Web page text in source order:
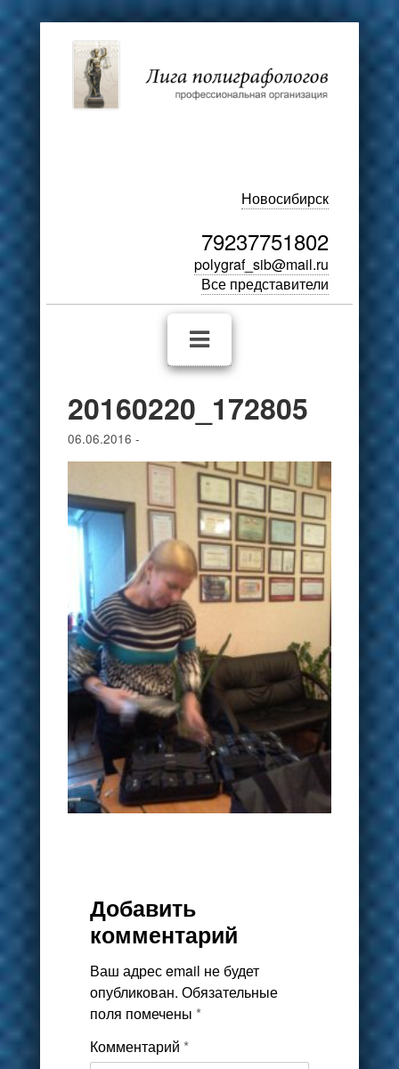
Новосибирск
79237751802
polygraf_sib@mail.ru
Все представители
20160220_172805
06.06.2016 -
Добавить
комментарий
Ваш адрес email не будет
опубликован. Обязательные
поля помечены *
Комментарий *